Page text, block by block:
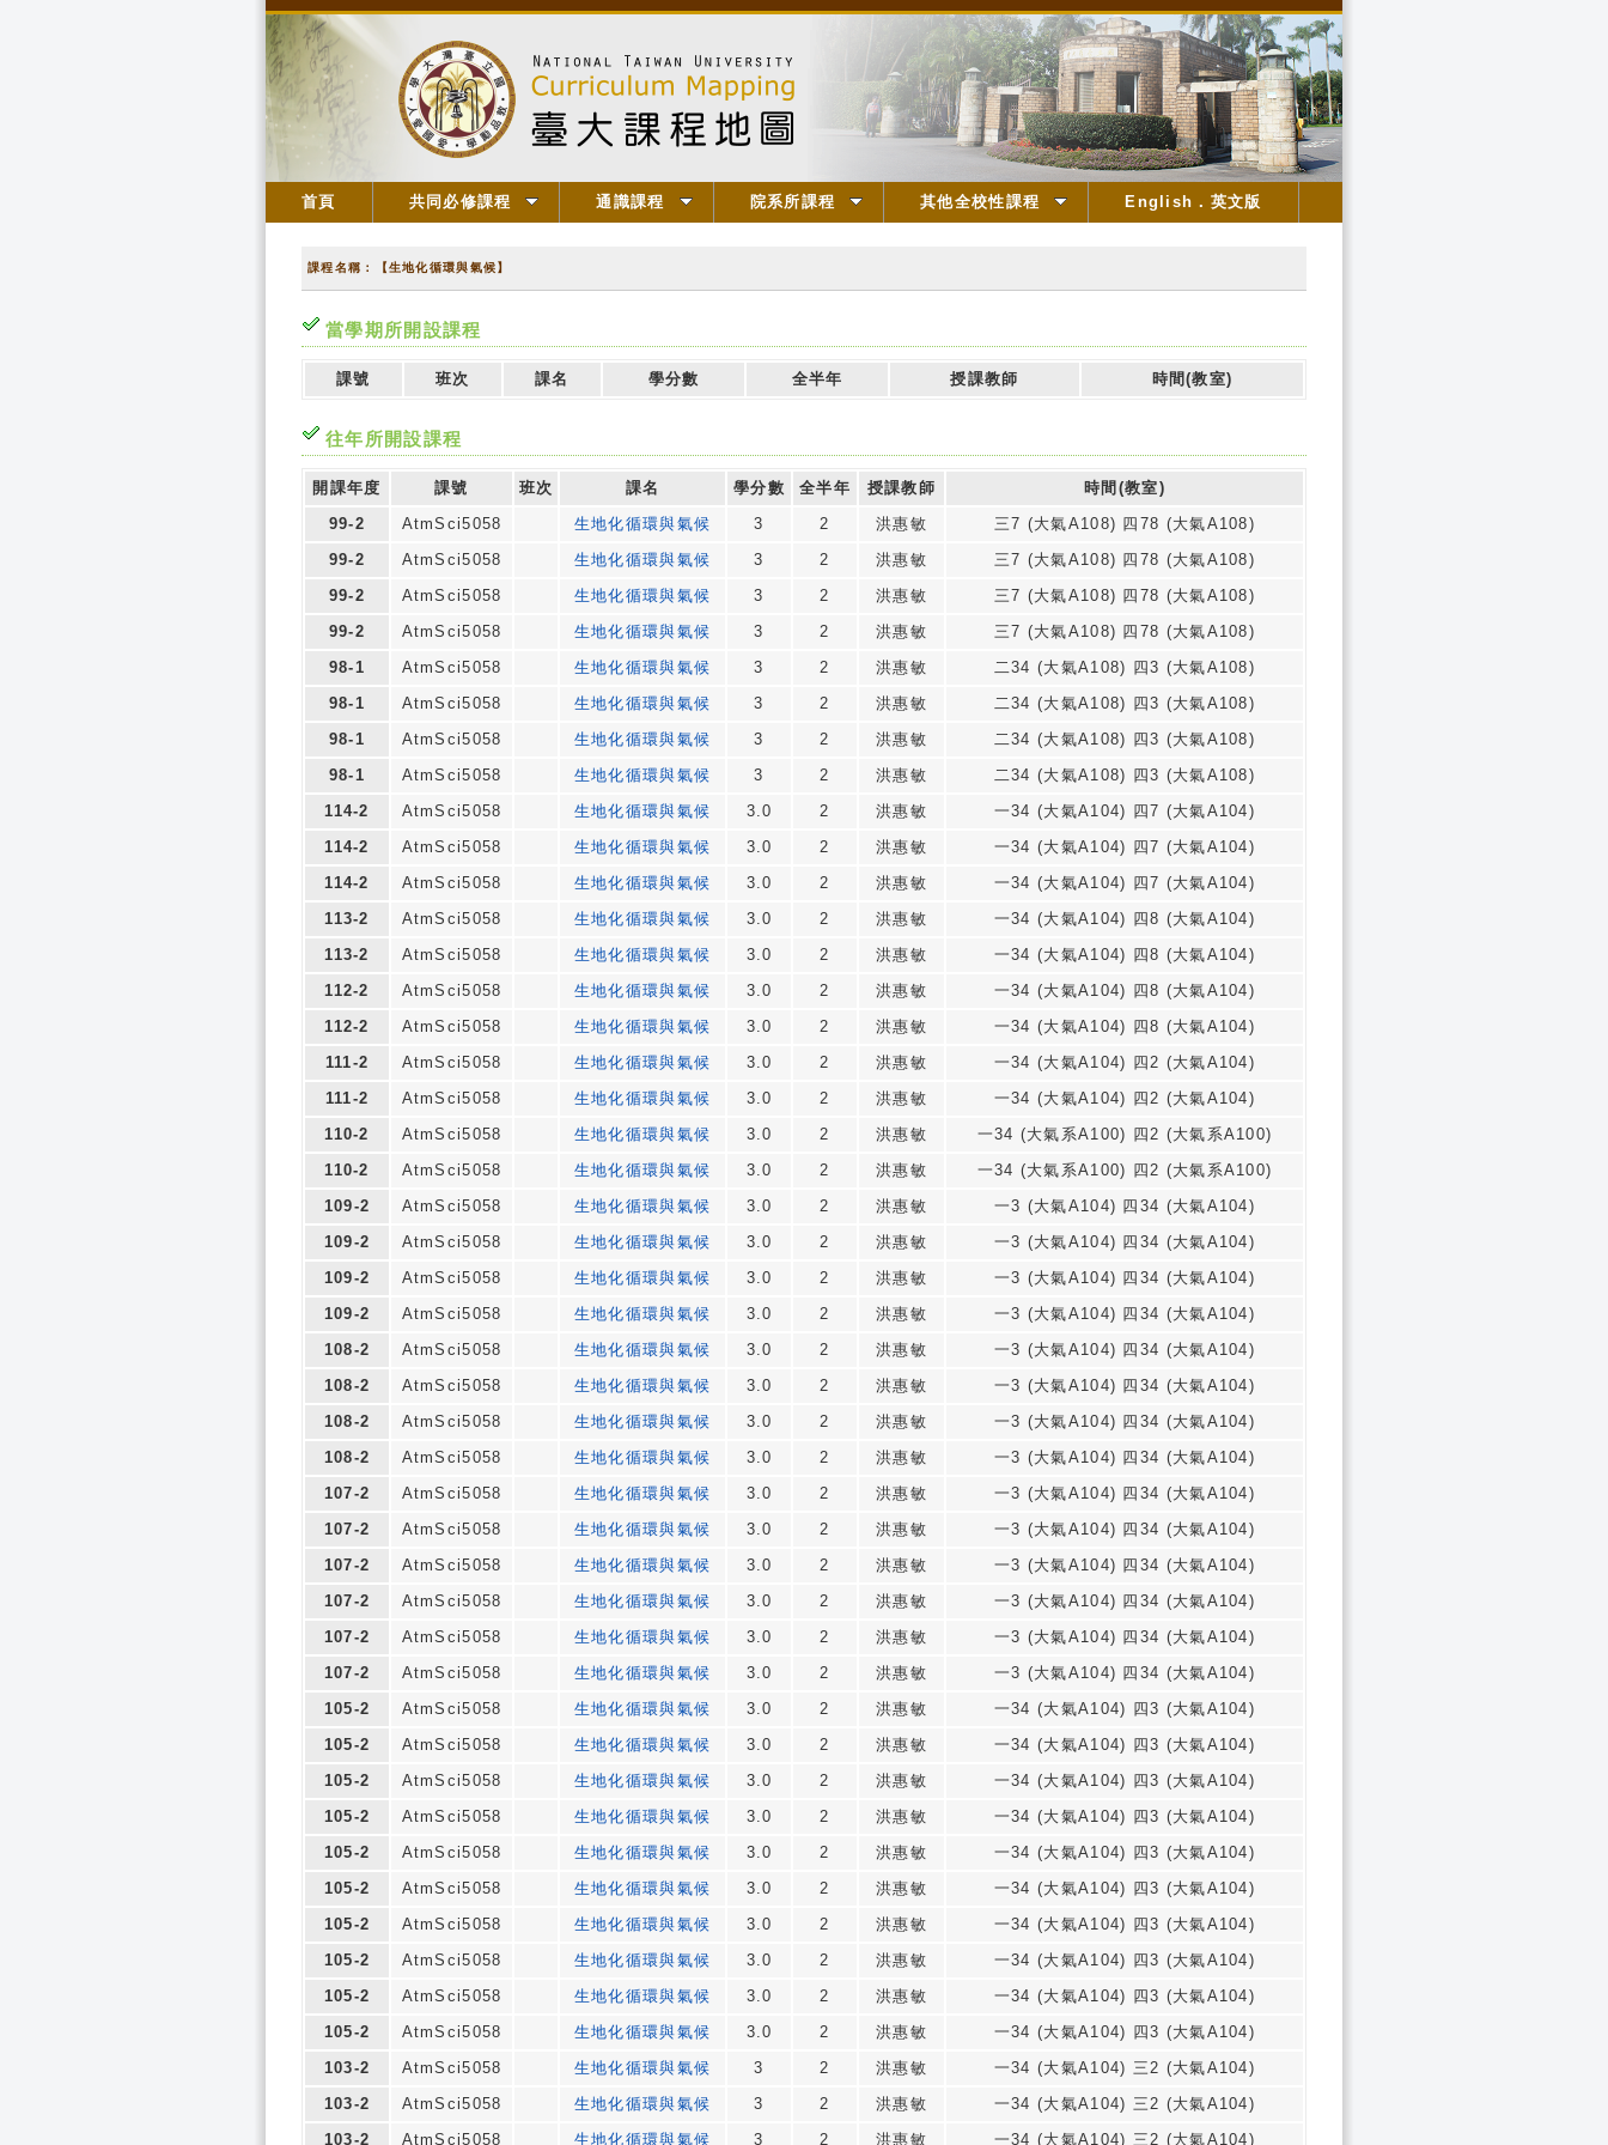
首頁 共同必修課程 通識課程 院系所課程 其他全校性課程 English．英文版
課程名稱：【生地化循環與氣候】
當學期所開設課程
課號 班次 課名 學分數 全半年 授課教師 時間(教室)
往年所開設課程
開課年度 課號 班次 課名 學分數 全半年 授課教師
時間(教室)
99-2
AtmSci5058 生地化循環與氣候 3 2 洪惠敏
三7 (大氣A108) 四78 (大氣A108)
99-2
AtmSci5058 生地化循環與氣候 3 2 洪惠敏
三7 (大氣A108) 四78 (大氣A108)
99-2
AtmSci5058 生地化循環與氣候 3 2 洪惠敏
三7 (大氣A108) 四78 (大氣A108)
99-2
AtmSci5058 生地化循環與氣候 3 2 洪惠敏
三7 (大氣A108) 四78 (大氣A108)
98-1
AtmSci5058 生地化循環與氣候 3 2 洪惠敏
二34 (大氣A108) 四3 (大氣A108)
98-1
AtmSci5058 生地化循環與氣候 3 2 洪惠敏
二34 (大氣A108) 四3 (大氣A108)
98-1
AtmSci5058 生地化循環與氣候 3 2 洪惠敏
二34 (大氣A108) 四3 (大氣A108)
98-1
AtmSci5058 生地化循環與氣候 3 2 洪惠敏
二34 (大氣A108) 四3 (大氣A108)
114-2
AtmSci5058 生地化循環與氣候 3.0 2 洪惠敏
一34 (大氣A104) 四7 (大氣A104)
114-2
AtmSci5058 生地化循環與氣候 3.0 2 洪惠敏
一34 (大氣A104) 四7 (大氣A104)
114-2
AtmSci5058 生地化循環與氣候 3.0 2 洪惠敏
一34 (大氣A104) 四7 (大氣A104)
113-2
AtmSci5058 生地化循環與氣候 3.0 2 洪惠敏
一34 (大氣A104) 四8 (大氣A104)
113-2
AtmSci5058 生地化循環與氣候 3.0 2 洪惠敏
一34 (大氣A104) 四8 (大氣A104)
112-2
AtmSci5058 生地化循環與氣候 3.0 2 洪惠敏
一34 (大氣A104) 四8 (大氣A104)
112-2
AtmSci5058 生地化循環與氣候 3.0 2 洪惠敏
一34 (大氣A104) 四8 (大氣A104)
111-2
AtmSci5058 生地化循環與氣候 3.0 2 洪惠敏
一34 (大氣A104) 四2 (大氣A104)
111-2
AtmSci5058 生地化循環與氣候 3.0 2 洪惠敏
一34 (大氣A104) 四2 (大氣A104)
110-2
AtmSci5058 生地化循環與氣候 3.0 2 洪惠敏
一34 (大氣系A100) 四2 (大氣系A100)
110-2
AtmSci5058 生地化循環與氣候 3.0 2 洪惠敏
一34 (大氣系A100) 四2 (大氣系A100)
109-2
AtmSci5058 生地化循環與氣候 3.0 2 洪惠敏
一3 (大氣A104) 四34 (大氣A104)
109-2
AtmSci5058 生地化循環與氣候 3.0 2 洪惠敏
一3 (大氣A104) 四34 (大氣A104)
109-2
AtmSci5058 生地化循環與氣候 3.0 2 洪惠敏
一3 (大氣A104) 四34 (大氣A104)
109-2
AtmSci5058 生地化循環與氣候 3.0 2 洪惠敏
一3 (大氣A104) 四34 (大氣A104)
108-2
AtmSci5058 生地化循環與氣候 3.0 2 洪惠敏
一3 (大氣A104) 四34 (大氣A104)
108-2
AtmSci5058 生地化循環與氣候 3.0 2 洪惠敏
一3 (大氣A104) 四34 (大氣A104)
108-2
AtmSci5058 生地化循環與氣候 3.0 2 洪惠敏
一3 (大氣A104) 四34 (大氣A104)
108-2
AtmSci5058 生地化循環與氣候 3.0 2 洪惠敏
一3 (大氣A104) 四34 (大氣A104)
107-2
AtmSci5058 生地化循環與氣候 3.0 2 洪惠敏
一3 (大氣A104) 四34 (大氣A104)
107-2
AtmSci5058 生地化循環與氣候 3.0 2 洪惠敏
一3 (大氣A104) 四34 (大氣A104)
107-2
AtmSci5058 生地化循環與氣候 3.0 2 洪惠敏
一3 (大氣A104) 四34 (大氣A104)
107-2
AtmSci5058 生地化循環與氣候 3.0 2 洪惠敏
一3 (大氣A104) 四34 (大氣A104)
107-2
AtmSci5058 生地化循環與氣候 3.0 2 洪惠敏
一3 (大氣A104) 四34 (大氣A104)
107-2
AtmSci5058 生地化循環與氣候 3.0 2 洪惠敏
一3 (大氣A104) 四34 (大氣A104)
105-2
AtmSci5058 生地化循環與氣候 3.0 2 洪惠敏
一34 (大氣A104) 四3 (大氣A104)
105-2
AtmSci5058 生地化循環與氣候 3.0 2 洪惠敏
一34 (大氣A104) 四3 (大氣A104)
105-2
AtmSci5058 生地化循環與氣候 3.0 2 洪惠敏
一34 (大氣A104) 四3 (大氣A104)
105-2
AtmSci5058 生地化循環與氣候 3.0 2 洪惠敏
一34 (大氣A104) 四3 (大氣A104)
105-2
AtmSci5058 生地化循環與氣候 3.0 2 洪惠敏
一34 (大氣A104) 四3 (大氣A104)
105-2
AtmSci5058 生地化循環與氣候 3.0 2 洪惠敏
一34 (大氣A104) 四3 (大氣A104)
105-2
AtmSci5058 生地化循環與氣候 3.0 2 洪惠敏
一34 (大氣A104) 四3 (大氣A104)
105-2
AtmSci5058 生地化循環與氣候 3.0 2 洪惠敏
一34 (大氣A104) 四3 (大氣A104)
105-2
AtmSci5058 生地化循環與氣候 3.0 2 洪惠敏
一34 (大氣A104) 四3 (大氣A104)
105-2
AtmSci5058 生地化循環與氣候 3.0 2 洪惠敏
一34 (大氣A104) 四3 (大氣A104)
103-2
AtmSci5058 生地化循環與氣候 3 2 洪惠敏
一34 (大氣A104) 三2 (大氣A104)
103-2
AtmSci5058 生地化循環與氣候 3 2 洪惠敏
一34 (大氣A104) 三2 (大氣A104)
103-2
AtmSci5058 生地化循環與氣候 3 2 洪惠敏 一34 (大氣A104) 三2 (大氣A104)